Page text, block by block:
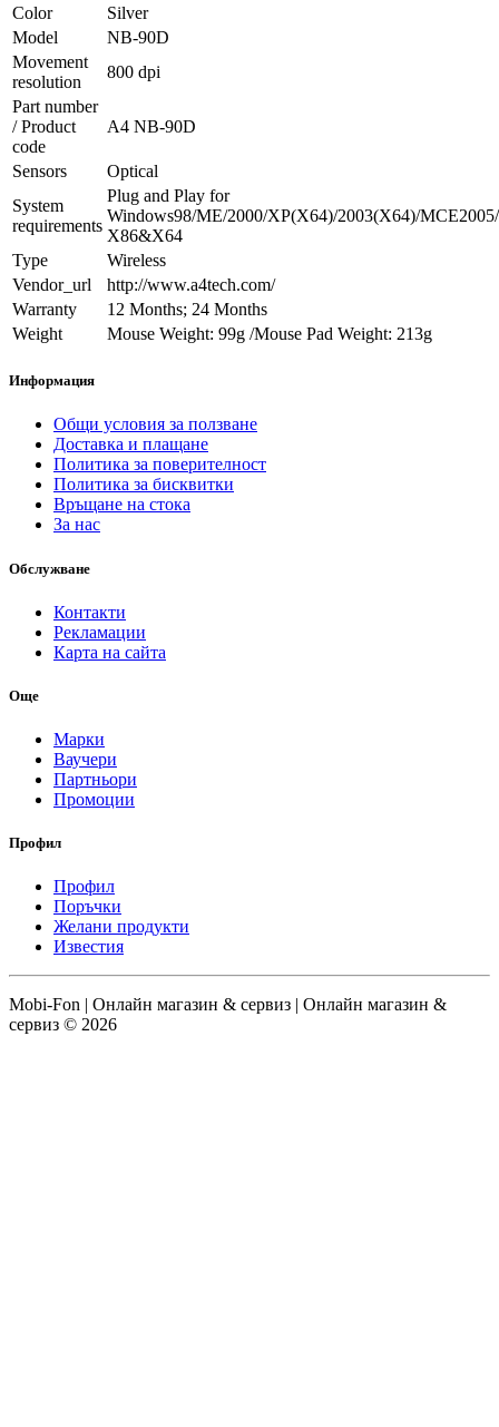
Color
Silver
Model
NB-90D
Movement
resolution
800 dpi
Part number
/ Product
code
A4 NB-90D
Sensors
Optical
System
requirements
Plug and Play for
Windows98/ME/2000/XP(X64)/2003(X64)/
X86&X64
Type
Wireless
Vendor_url
http://www.a4tech.com/
Warranty
12 Months; 24 Months
Weight
Mouse Weight: 99g /Mouse Pad Weight: 213g
Информация
Общи условия за ползване
Доставка и плащане
Политика за поверителност
Политика за бисквитки
Връщане на стока
За нас
Обслужване
Контакти
Рекламации
Карта на сайта
Още
Марки
Ваучери
Партньори
Промоции
Профил
Профил
Поръчки
Желани продукти
Известия
Mobi-Fon | Онлайн магазин & сервиз | Онлайн магазин &
сервиз © 2026